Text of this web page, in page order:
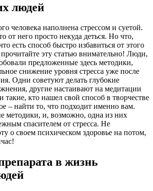
людей
человека наполнена стрессом и суетой.
от него просто некуда деться. Но что,
есть способ быстро избавиться от этого
эту статью внимательно! Люди,
предложенные здесь методики,
снижение уровня стресса уже после
Одни советуют делать глубокие
другие настаивают на медитации
такие, кто нашел свой способ в творчестве
– найти то, что подходит именно вам.
методики, и, возможно, одна из них
спасителем от стресса. Не
о своем психическом здоровье на потом,
в жизнь